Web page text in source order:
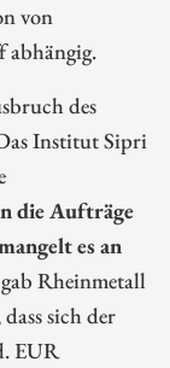
von
abhängig.
des
Institut Sipri
die Aufträge
es an
Rheinmetall
sich der
EUR